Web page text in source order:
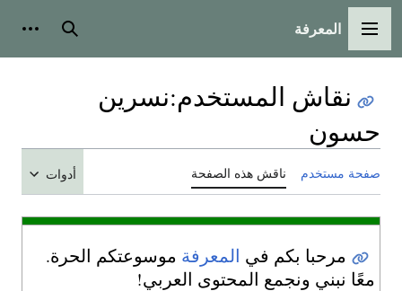
القائمة الرئيسية
المعرفة بحث
نقاش المستخدم:نسرين
حسون
صفحة مستخدم ناقش هذه الصفحة أدوات
مرحبا بكم في المعرفة موسوعتكم الحرة.
معًا نبني ونجمع المحتوى العربي!